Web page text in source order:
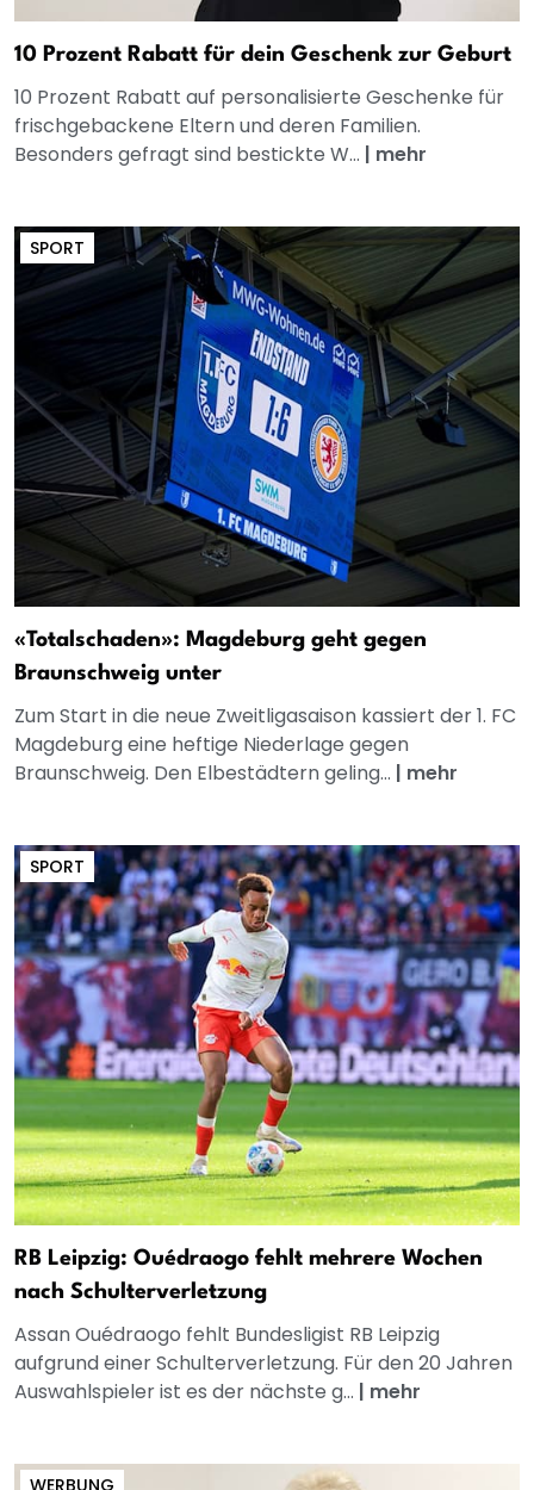
10 Prozent Rabatt für dein Geschenk zur Geburt
10 Prozent Rabatt auf personalisierte Geschenke für
frischgebackene Eltern und deren Familien.
Besonders gefragt sind bestickte W... | mehr
SPORT
«Totalschaden»: Magdeburg geht gegen
Braunschweig unter
Zum Start in die neue Zweitligasaison kassiert der 1. FC
Magdeburg eine heftige Niederlage gegen
Braunschweig. Den Elbestädtern geling... | mehr
SPORT
RB Leipzig: Ouédraogo fehlt mehrere Wochen
nach Schulterverletzung
Assan Ouédraogo fehlt Bundesligist RB Leipzig
aufgrund einer Schulterverletzung. Für den 20 Jahren
Auswahlspieler ist es der nächste g... | mehr